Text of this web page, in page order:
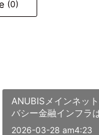
(0)
ANUBISメインネッ
バシー金融インフラ
2026-03-28 am4:23